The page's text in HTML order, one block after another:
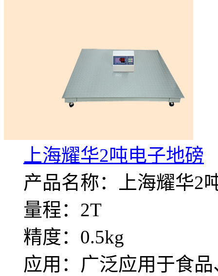
上海耀华2吨电子地磅
产品名称：上海耀华2
量程：2T
精度：0.5kg
应用：广泛应用于食